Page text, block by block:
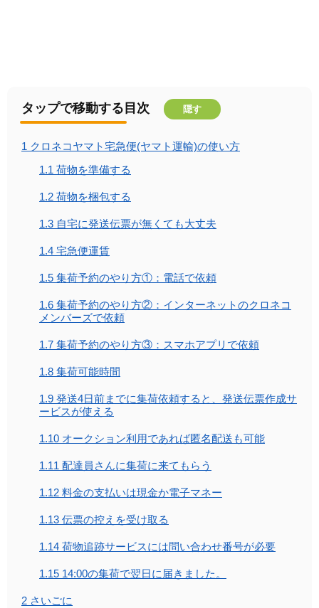
タップで移動する目次 隠す
1 クロネコヤマト宅急便(ヤマト運輸)の使い方
1.1 荷物を準備する
1.2 荷物を梱包する
1.3 自宅に発送伝票が無くても大丈夫
1.4 宅急便運賃
1.5 集荷予約のやり方①：電話で依頼
1.6 集荷予約のやり方②：インターネットのクロネコ
メンバーズで依頼
1.7 集荷予約のやり方③：スマホアプリで依頼
1.8 集荷可能時間
1.9 発送4日前までに集荷依頼すると、発送伝票作成サ
ービスが使える
1.10 オークション利用であれば匿名配送も可能
1.11 配達員さんに集荷に来てもらう
1.12 料金の支払いは現金か電子マネー
1.13 伝票の控えを受け取る
1.14 荷物追跡サービスには問い合わせ番号が必要
1.15 14:00の集荷で翌日に届きました。
2 さいごに